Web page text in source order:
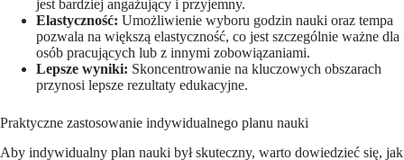
jest bardziej angażujący i przyjemny.
Elastyczność: Umożliwienie wyboru godzin nauki oraz tempa
pozwala na większą elastyczność, co jest szczególnie ważne dla
osób pracujących lub z innymi zobowiązaniami.
Lepsze wyniki: Skoncentrowanie na kluczowych obszarach
przynosi lepsze rezultaty edukacyjne.
Praktyczne zastosowanie indywidualnego planu nauki
Aby indywidualny plan nauki był skuteczny, warto dowiedzieć się, jak